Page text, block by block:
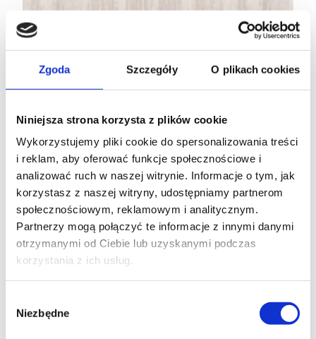
Zgoda Szczegóły O plikach cookies
Niniejsza strona korzysta z plików cookie
Wykorzystujemy pliki cookie do spersonalizowania treści
i reklam, aby oferować funkcje społecznościowe i
analizować ruch w naszej witrynie. Informacje o tym, jak
korzystasz z naszej witryny, udostępniamy partnerom
społecznościowym, reklamowym i analitycznym.
Partnerzy mogą połączyć te informacje z innymi danymi
otrzymanymi od Ciebie lub uzyskanymi podczas
korzystania z ich usług.
zgody
Niezbędne